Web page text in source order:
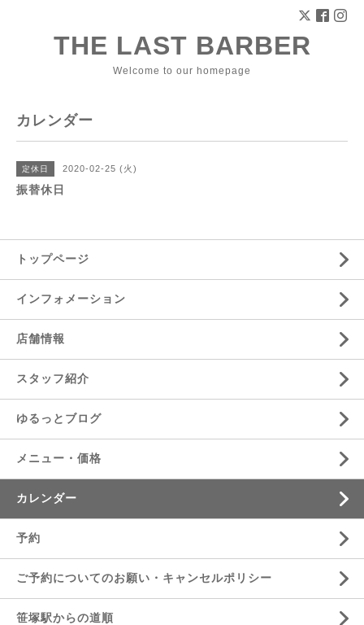
THE LAST BARBER
Welcome to our homepage
カレンダー
定休日 2020-02-25 (火)
振替休日
トップページ
インフォメーション
店舗情報
スタッフ紹介
ゆるっとブログ
メニュー・価格
カレンダー
予約
ご予約についてのお願い・キャンセルポリシー
笹塚駅からの道順